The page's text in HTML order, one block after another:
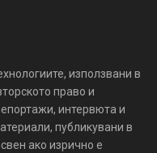
използвани в
право и
интервюта и
публикувани в
ако изрично е